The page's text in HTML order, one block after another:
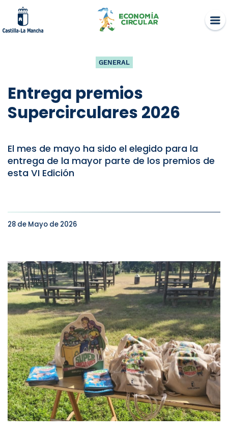
content
GENERAL
Entrega premios
Supercirculares 2026
El mes de mayo ha sido el elegido para la
entrega de la mayor parte de los premios de
esta VI Edición
28 de Mayo de 2026